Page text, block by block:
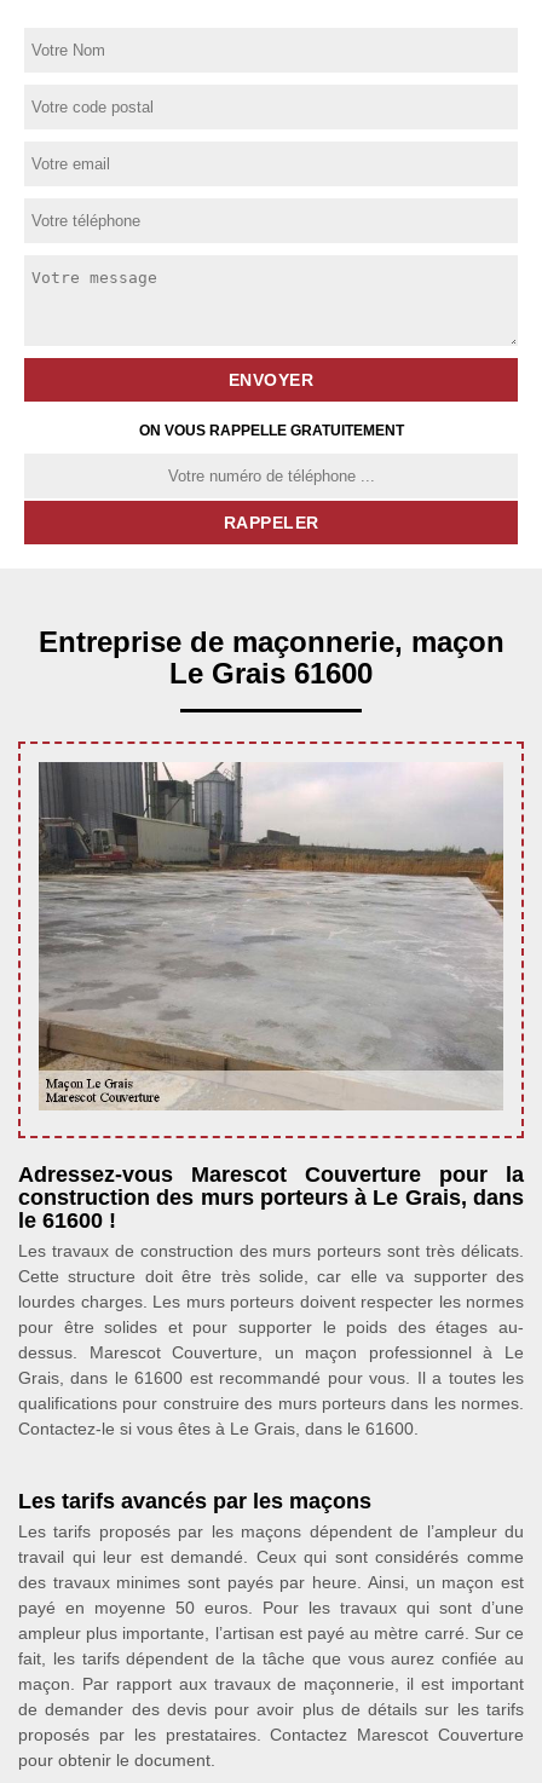
ON VOUS RAPPELLE GRATUITEMENT
Entreprise de maçonnerie, maçon
Le Grais 61600
Adressez-vous Marescot Couverture pour la
construction des murs porteurs à Le Grais, dans
le 61600 !
Les travaux de construction des murs porteurs sont très délicats.
Cette structure doit être très solide, car elle va supporter des
lourdes charges. Les murs porteurs doivent respecter les normes
pour être solides et pour supporter le poids des étages au-
dessus. Marescot Couverture, un maçon professionnel à Le
Grais, dans le 61600 est recommandé pour vous. Il a toutes les
qualifications pour construire des murs porteurs dans les normes.
Contactez-le si vous êtes à Le Grais, dans le 61600.
Les tarifs avancés par les maçons
Les tarifs proposés par les maçons dépendent de l’ampleur du
travail qui leur est demandé. Ceux qui sont considérés comme
des travaux minimes sont payés par heure. Ainsi, un maçon est
payé en moyenne 50 euros. Pour les travaux qui sont d’une
ampleur plus importante, l’artisan est payé au mètre carré. Sur ce
fait, les tarifs dépendent de la tâche que vous aurez confiée au
maçon. Par rapport aux travaux de maçonnerie, il est important
de demander des devis pour avoir plus de détails sur les tarifs
proposés par les prestataires. Contactez Marescot Couverture
pour obtenir le document.